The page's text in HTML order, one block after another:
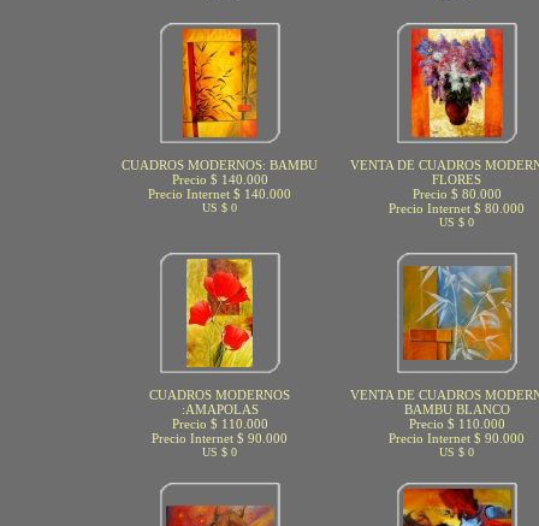
CUADROS MODERNOS: BAMBU
Precio $ 140.000
Precio Internet $ 140.000
US $ 0
VENTA DE CUADROS
FLORES
Precio $ 80.000
Precio Internet $ 80.000
US $ 0
CUADROS MODERNOS
:AMAPOLAS
Precio $ 110.000
Precio Internet $ 90.000
US $ 0
VENTA DE CUADROS
BAMBU BLANCO
Precio $ 110.000
Precio Internet $ 90.000
US $ 0